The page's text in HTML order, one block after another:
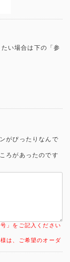
い場合は下の「参
がぴったりなんで
ろがあったのです
」をご記入ください
は、ご希望のオーダ